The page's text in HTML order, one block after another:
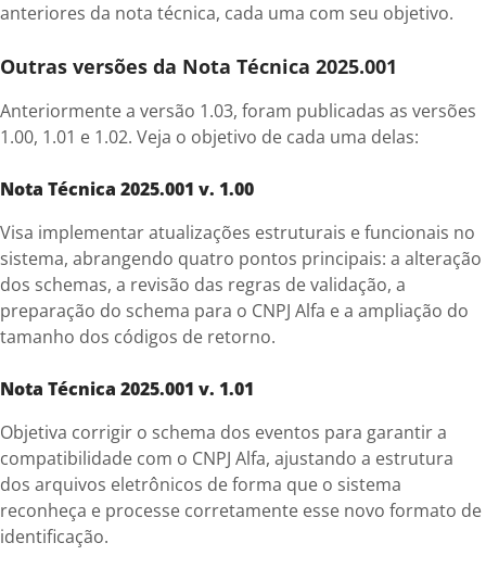
anteriores da nota técnica, cada uma com seu objetivo.
Outras versões da Nota Técnica 2025.001
Anteriormente a versão 1.03, foram publicadas as versões
1.00, 1.01 e 1.02. Veja o objetivo de cada uma delas:
Nota Técnica 2025.001 v. 1.00
Visa implementar atualizações estruturais e funcionais no
sistema, abrangendo quatro pontos principais: a alteração
dos schemas, a revisão das regras de validação, a
preparação do schema para o CNPJ Alfa e a ampliação do
tamanho dos códigos de retorno.
Nota Técnica 2025.001 v. 1.01
Objetiva corrigir o schema dos eventos para garantir a
compatibilidade com o CNPJ Alfa, ajustando a estrutura
dos arquivos eletrônicos de forma que o sistema
reconheça e processe corretamente esse novo formato de
identificação.